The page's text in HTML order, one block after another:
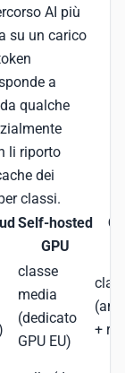
AI più
su un carico
a
qualche
li riporto
dei
classi.
Self-hosted
GPU
classe
media
(dedicato
GPU EU)
+